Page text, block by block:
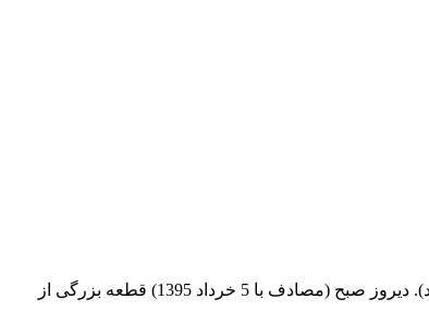
کلیک نمایید). دیروز صبح (مصادف با 5 خرداد 1395) قطعه بزرگی از